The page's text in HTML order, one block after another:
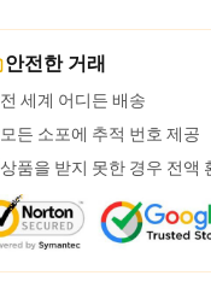
안전한 거래
전 세계 어디든 배송
모든 소포에 추적 번호 제공
상품을 받지 못한 경우 전액